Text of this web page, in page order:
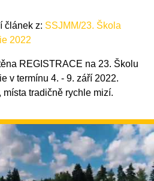
článek z: SSJMM/23. Škola
2022
REGISTRACE na 23. Školu
v termínu 4. - 9. září 2022.
místa tradičně rychle mizí.